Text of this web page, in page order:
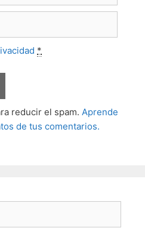
*
reducir el spam. Aprende
de tus comentarios.